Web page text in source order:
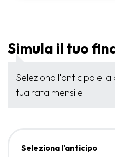
Simula il tuo
Seleziona l'anticipo e
tua rata mensile
Seleziona l'anticipo